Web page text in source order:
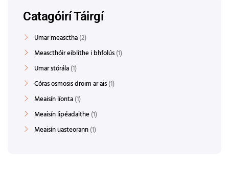
Catagóirí Táirgí
Umar measctha 2
Meascthóir eiblithe i bhfolús 1
Umar stórála 1
Córas osmosis droim ar ais 1
Meaisín líonta 1
Meaisín lipéadaithe 1
Meaisín uasteorann 1